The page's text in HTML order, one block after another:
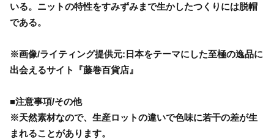
いる。ニットの特性をすみずみまで生かしたつくりには脱帽
である。
※画像/ライティング提供元:日本をテーマにした至極の逸品に
出会えるサイト『藤巻百貨店』
■注意事項/その他
※天然素材なので、生産ロットの違いで色味に若干の差が生
まれることがあります。